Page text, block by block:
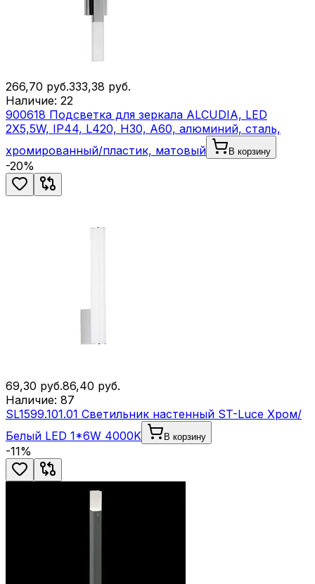
266,70 руб.333,38 руб.
Наличие: 22
900618 Подсветка для зеркала ALCUDIA, LED
2X5,5W, IP44, L420, H30, A60, алюминий, сталь,
хромированный/пластик, матовый
В корзину
-20%
69,30 руб.86,40 руб.
Наличие: 87
SL1599.101.01 Светильник настенный ST-Luce Хром/
Белый LED 1*6W 4000K
В корзину
-11%